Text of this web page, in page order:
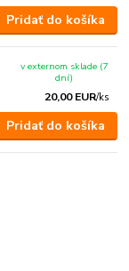
Pridať do košíka
20,00 EUR/ks
v externom sklade (7
dní)
Pridať do košíka